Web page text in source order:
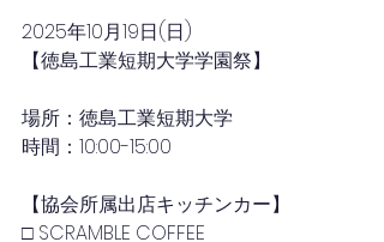
2025年10月19日(日)
【徳島工業短期大学学園祭】
場所：徳島工業短期大学
時間：10:00-15:00
【協会所属出店キッチンカー】
□ SCRAMBLE COFFEE